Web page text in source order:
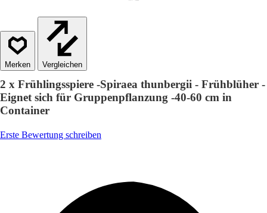
Vergleichen
2 x Frühlingsspiere -Spiraea thunbergii - Frühblüher -
Eignet sich für Gruppenpflanzung -40-60 cm in
Container
Erste Bewertung schreiben